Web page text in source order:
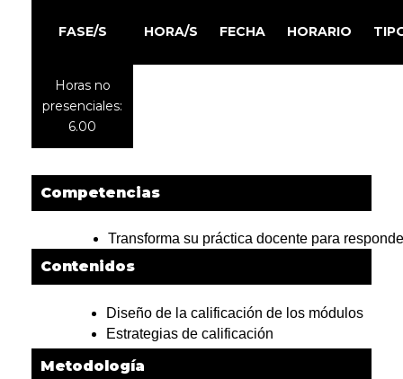
FASE/S HORA/S FECHA HORARIO
Horas no
presenciales:
6.00
Competencias
Transforma su práctica docente para
Contenidos
Diseño de la calificación de los módulos
Estrategias de calificación
Metodología